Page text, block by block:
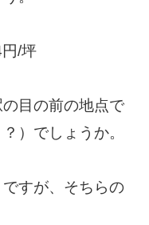
/坪
目の前の地点で
）でしょうか。
すが、そちらの